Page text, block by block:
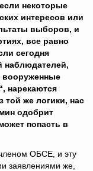
некоторые
интересов или
выборов, и
все равно
сегодня
наблюдателей,
вооруженные
нарекаются
той же логики, нас
одобрит
попасть в
ОБСЕ, и эту
заявлениями же,